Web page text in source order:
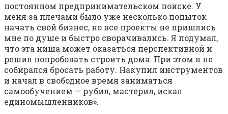
постоянном предпринимательском поиске. У
меня за плечами было уже несколько попыток
начать свой бизнес, но все проекты не пришлись
мне по душе и быстро сворачивались. Я подумал,
что эта ниша может оказаться перспективной и
решил попробовать строить дома. При этом я не
собирался бросать работу. Накупил инструментов
и начал в свободное время заниматься
самообучением — рубил, мастерил, искал
единомышленников».